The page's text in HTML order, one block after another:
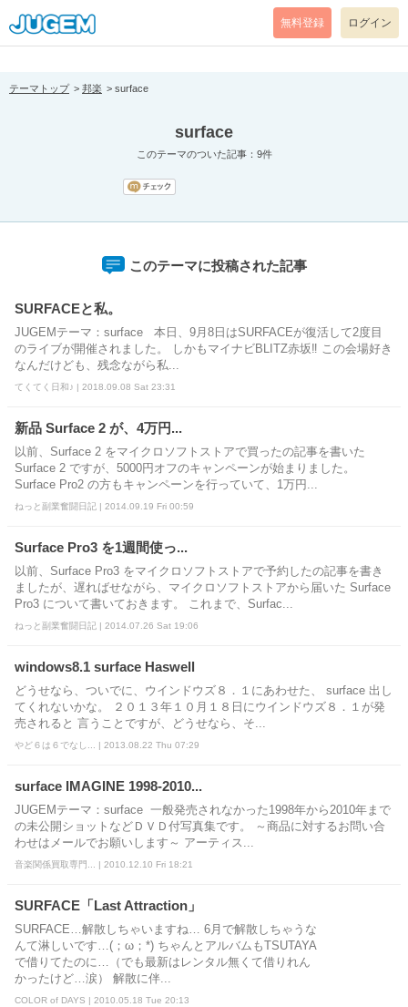
[pear_error: message="Success" code=0 mode=return level=notice
prefix="" info=""]
無料登録 ログイン
テーマトップ 邦楽 surface
surface
このテーマのついた記事：9件
このテーマに投稿された記事
SURFACEと私。
JUGEMテーマ：surface 本日、9月8日はSURFACEが復活して2度目
のライブが開催されました。 しかもマイナビBLITZ赤坂‼ この会場好き
なんだけども、残念ながら私...
てくてく日和♪ | 2018.09.08 Sat 23:31
新品 Surface 2 が、4万円...
以前、Surface 2 をマイクロソフトストアで買ったの記事を書いた
Surface 2 ですが、5000円オフのキャンペーンが始まりました。
Surface Pro2 の方もキャンペーンを行っていて、1万円...
ねっと副業奮闘日記 | 2014.09.19 Fri 00:59
Surface Pro3 を1週間使っ...
以前、Surface Pro3 をマイクロソフトストアで予約したの記事を書き
ましたが、遅ればせながら、マイクロソフトストアから届いた Surface
Pro3 について書いておきます。 これまで、Surfac...
ねっと副業奮闘日記 | 2014.07.26 Sat 19:06
windows8.1 surface Haswell
どうせなら、ついでに、ウインドウズ８．１にあわせた、 surface 出し
てくれないかな。 ２０１３年１０月１８日にウインドウズ８．１が発
売されると 言うことですが、どうせなら、そ...
やど６は６でなし... | 2013.08.22 Thu 07:29
surface IMAGINE 1998-2010...
JUGEMテーマ：surface 一般発売されなかった1998年から2010年まで
の未公開ショットなどＤＶＤ付写真集です。 ～商品に対するお問い合
わせはメールでお願いします～ アーティス...
音楽関係買取専門... | 2010.12.10 Fri 18:21
SURFACE「Last Attraction」
SURFACE…解散しちゃいますね… 6月で解散しちゃうな
んて淋しいです…(；ω；*) ちゃんとアルバムもTSUTAYA
で借りてたのに…（でも最新はレンタル無くて借りれん
かったけど…涙） 解散に伴...
COLOR of DAYS | 2010.05.18 Tue 20:13